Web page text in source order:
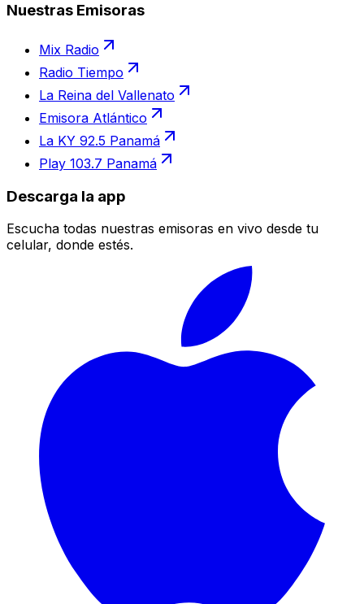
Nuestras Emisoras
Mix Radio
Radio Tiempo
La Reina del Vallenato
Emisora Atlántico
La KY 92.5 Panamá
Play 103.7 Panamá
Descarga la app
Escucha todas nuestras emisoras en vivo desde tu
celular, donde estés.